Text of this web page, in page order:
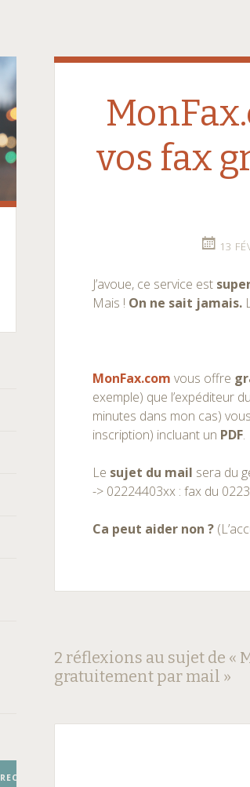
RECHERCHER
vos fax
13
J’avoue, ce service est
Mais ! On ne sait jamais.
MonFax.com vous offre
exemple) que l’expéditeur
minutes dans mon cas)
inscription) incluant un PDF.
Le sujet du mail sera du
-> 02224403xx : fax du
Ca peut aider non ?
Navigation
articles
←
→
2 réflexions au sujet de «
gratuitement par mail »